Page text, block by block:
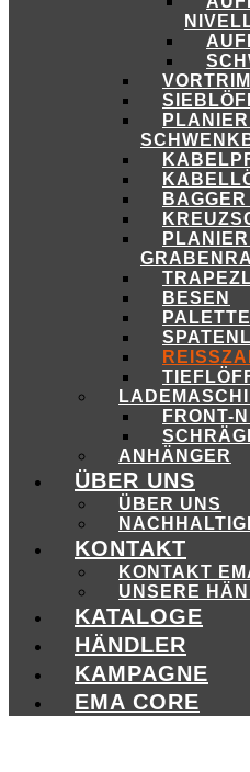
BESEN
FRONT-
ANHÄNGER
ÜBER UNS
ÜBER UNS
KONTAKT
KONTAKT
UNSERE
KATALOGE
HÄNDLER
KAMPAGNE
EMA CORE